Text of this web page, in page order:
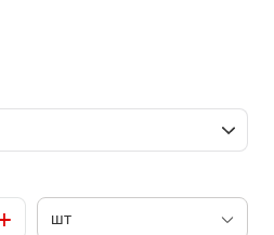
шт